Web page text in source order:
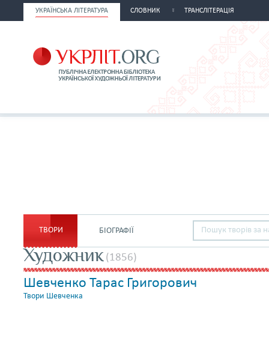
УКРАЇНСЬКА ЛІТЕРАТУРА СЛОВНИК ТРАНСЛІТЕРАЦІЯ
ТВОРИ БІОГРАФІЇ
Художник (1856)
Шевченко Тарас Григорович
Твори Шевченка